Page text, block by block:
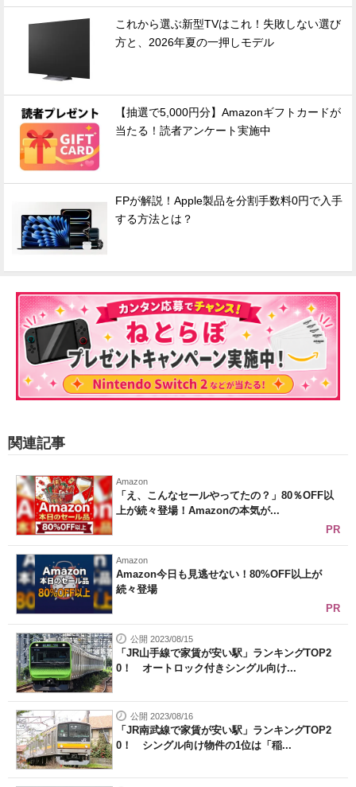
これから選ぶ新型TVはこれ！失敗しない選び
方と、2026年夏の一押しモデル
【抽選で5,000円分】Amazonギフトカードが
当たる！読者アンケート実施中
FPが解説！Apple製品を分割手数料0円で入手
する方法とは？
関連記事
Amazon
「え、こんなセールやってたの？」80％OFF以
上が続々登場！Amazonの本気が...
PR
Amazon
Amazon今日も見逃せない！80%OFF以上が
続々登場
PR
公開 2023/08/15
「JR山手線で家賃が安い駅」ランキングTOP2
0！ オートロック付きシングル向け...
公開 2023/08/16
「JR南武線で家賃が安い駅」ランキングTOP2
0！ シングル向け物件の1位は「稲...